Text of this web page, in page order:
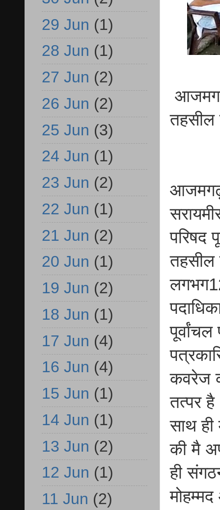
आजमगढ़
तहसील
आजमगढ़
परिषद
तहसील
कवरेज
तत्पर
साथ ही
की मै
ही
29 Jun (1)
28 Jun (1)
27 Jun (2)
26 Jun (2)
25 Jun (3)
24 Jun (1)
23 Jun (2)
22 Jun (1)
21 Jun (2)
20 Jun (1)
19 Jun (2)
18 Jun (1)
17 Jun (4)
16 Jun (4)
15 Jun (1)
14 Jun (1)
13 Jun (2)
12 Jun (1)
11 Jun (2)